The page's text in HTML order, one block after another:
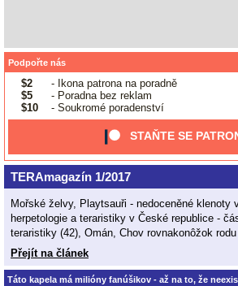
Podpořte nás
$2
- Ikona patrona na poradně
$5
- Poradna bez reklam
$10
- Soukromé poradenství
STAŇTE SE
TERAmagazín 1/2017
Mořské želvy, Playtsauři - nedoceněné klenoty
herpetologie a teraristiky v České republice -
teraristiky (42), Omán, Chov rovnakonôžok
Přejít na článek
Táto kapela má milióny fanúšikov - až na to, že